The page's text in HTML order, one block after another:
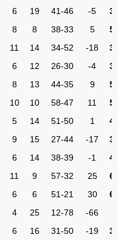
6 19 41-46 -5
8 8 38-33 5
11 14 34-52 -18
6 12 26-30 -4
8 13 44-35 9
10 10 58-47 11
5 14 51-50 1
9 15 27-44 -17
6 14 38-39 -1
11 9 57-32 25
6 6 51-21 30
4 25 12-78 -66
6 16 31-50 -19